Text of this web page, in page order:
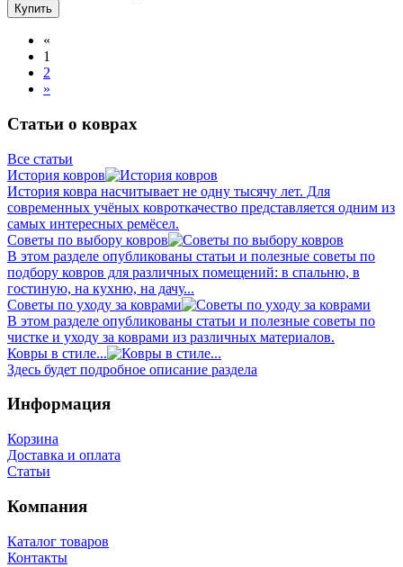
Купить
«
1
2
»
Статьи о коврах
Все статьи
История ковров
История ковра насчитывает не одну тысячу лет. Для
современных учёных ковроткачество представляется одним из
самых интересных ремёсел.
Советы по выбору ковров
В этом разделе опубликованы статьи и полезные советы по
подбору ковров для различных помещений: в спальню, в
гостиную, на кухню, на дачу...
Советы по уходу за коврами
В этом разделе опубликованы статьи и полезные советы по
чистке и уходу за коврами из различных материалов.
Ковры в стиле...
Здесь будет подробное описание раздела
Информация
Корзина
Доставка и оплата
Статьи
Компания
Каталог товаров
Контакты